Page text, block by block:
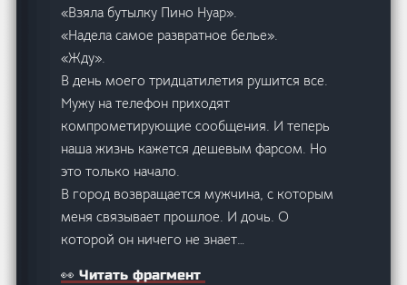
«Взяла бутылку Пино Нуар».
«Надела самое развратное белье».
«Жду».
В день моего тридцатилетия рушится все.
Мужу на телефон приходят
компрометирующие сообщения. И теперь
наша жизнь кажется дешевым фарсом. Но
это только начало.
В город возвращается мужчина, с которым
меня связывает прошлое. И дочь. О
которой он ничего не знает…
👀 Читать фрагмент